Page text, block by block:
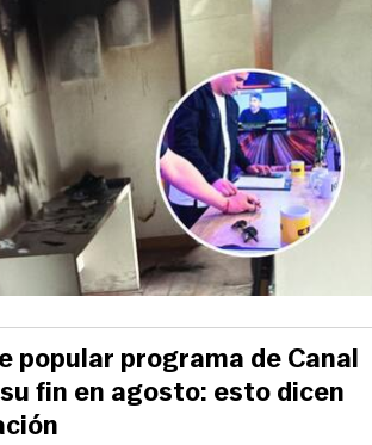
popular programa de Canal
fin en agosto: esto dicen